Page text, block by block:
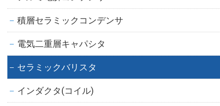
積層セラミックコンデンサ
電気二重層キャパシタ
セラミックバリスタ
インダクタ(コイル)